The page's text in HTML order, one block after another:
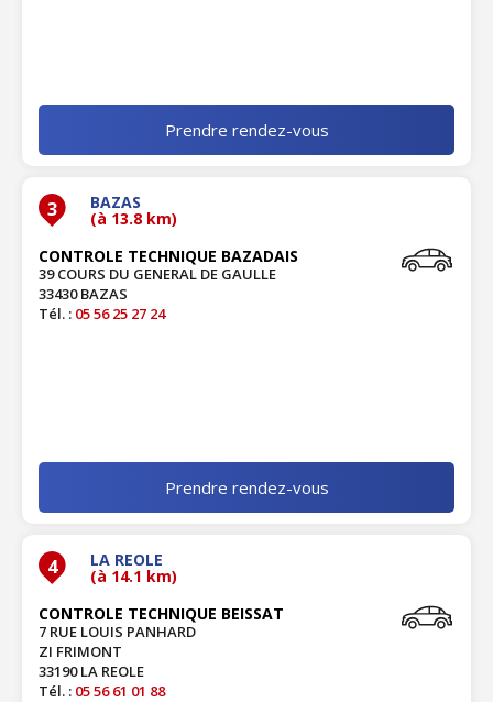
Prendre rendez-vous
3 BAZAS
(à 13.8 km)
CONTROLE TECHNIQUE BAZADAIS
39 COURS DU GENERAL DE GAULLE
33430 BAZAS
Tél. : 05 56 25 27 24
Prendre rendez-vous
4 LA REOLE
(à 14.1 km)
CONTROLE TECHNIQUE BEISSAT
7 RUE LOUIS PANHARD
ZI FRIMONT
33190 LA REOLE
Tél. : 05 56 61 01 88